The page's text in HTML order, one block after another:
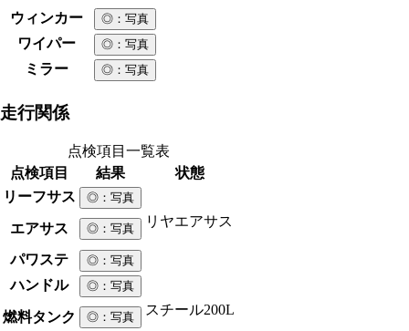
ウィンカー ◎ ：写真
ワイパー ◎ ：写真
ミラー ◎ ：写真
走行関係
点検項目一覧表
点検項目
結果
状態
リーフサス
◎ ：写真
エアサス ◎ ：写真 リヤエアサス
パワステ ◎ ：写真
ハンドル ◎ ：写真
燃料タンク ◎ ：写真 スチール200L